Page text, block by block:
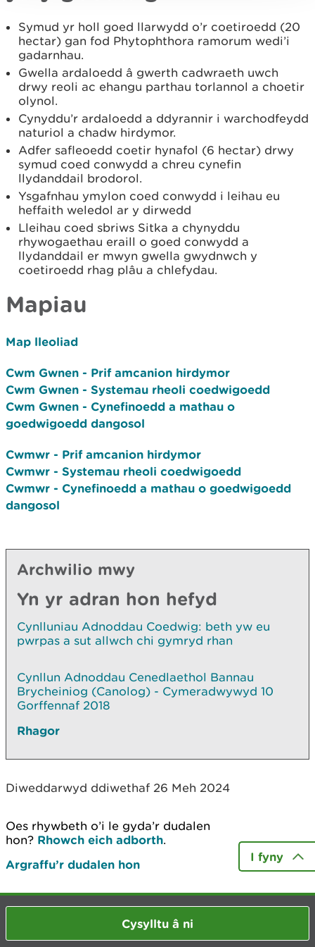
Symud yr holl goed llarwydd o’r coetiroedd (20
hectar) gan fod Phytophthora ramorum wedi’i
gadarnhau.
Gwella ardaloedd â gwerth cadwraeth uwch
drwy reoli ac ehangu parthau torlannol a choetir
olynol.
Cynyddu’r ardaloedd a ddyrannir i warchodfeydd
naturiol a chadw hirdymor.
Adfer safleoedd coetir hynafol (6 hectar) drwy
symud coed conwydd a chreu cynefin
llydanddail brodorol.
Ysgafnhau ymylon coed conwydd i leihau eu
heffaith weledol ar y dirwedd
Lleihau coed sbriws Sitka a chynyddu
rhywogaethau eraill o goed conwydd a
llydanddail er mwyn gwella gwydnwch y
coetiroedd rhag plâu a chlefydau.
Mapiau
Map lleoliad
Cwm Gwnen - Prif amcanion hirdymor
Cwm Gwnen - Systemau rheoli coedwigoedd
Cwm Gwnen - Cynefinoedd a mathau o
goedwigoedd dangosol
Cwmwr - Prif amcanion hirdymor
Cwmwr - Systemau rheoli coedwigoedd
Cwmwr - Cynefinoedd a mathau o goedwigoedd
dangosol
Archwilio mwy
Yn yr adran hon hefyd
Cynlluniau Adnoddau Coedwig: beth yw eu
pwrpas a sut allwch chi gymryd rhan
Cynllun Adnoddau Cenedlaethol Bannau
Brycheiniog (Canolog) - Cymeradwywyd 10
Gorffennaf 2018
Rhagor
Diweddarwyd ddiwethaf 26 Meh 2024
Oes rhywbeth o’i le gyda’r dudalen
hon? Rhowch eich adborth.
Argraffu’r dudalen hon
I fyny
Cysylltu â ni